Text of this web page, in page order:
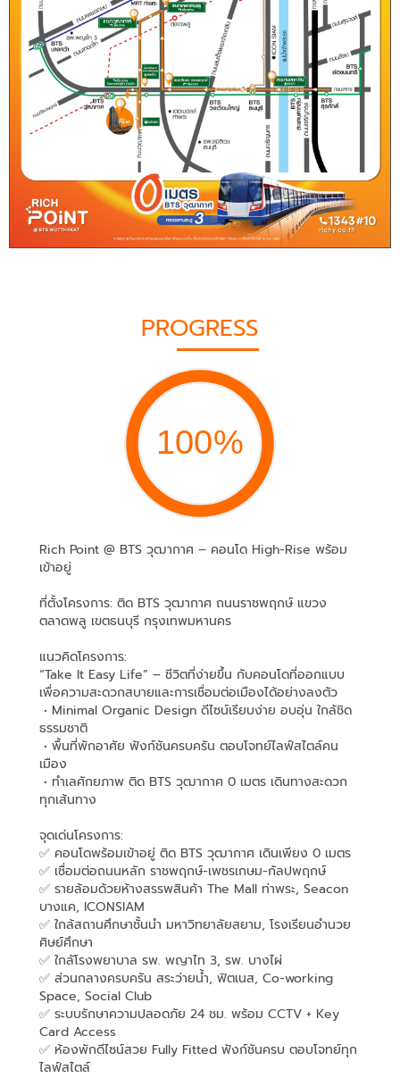
PROGRESS
100%
Rich Point @ BTS วุฒากาศ – คอนโด High-Rise พร้อม
เข้าอยู่
ที่ตั้งโครงการ: ติด BTS วุฒากาศ ถนนราชพฤกษ์ แขวง
ตลาดพลู เขตธนบุรี กรุงเทพมหานคร
แนวคิดโครงการ:
“Take It Easy Life” – ชีวิตที่ง่ายขึ้น กับคอนโดที่ออกแบบ
เพื่อความสะดวกสบายและการเชื่อมต่อเมืองได้อย่างลงตัว
• Minimal Organic Design ดีไซน์เรียบง่าย อบอุ่น ใกล้ชิด
ธรรมชาติ
• พื้นที่พักอาศัย ฟังก์ชันครบครัน ตอบโจทย์ไลฟ์สไตล์คน
เมือง
• ทำเลศักยภาพ ติด BTS วุฒากาศ 0 เมตร เดินทางสะดวก
ทุกเส้นทาง
จุดเด่นโครงการ:
✅ คอนโดพร้อมเข้าอยู่ ติด BTS วุฒากาศ เดินเพียง 0 เมตร
✅ เชื่อมต่อถนนหลัก ราชพฤกษ์-เพชรเกษม-กัลปพฤกษ์
✅ รายล้อมด้วยห้างสรรพสินค้า The Mall ท่าพระ, Seacon
บางแค, ICONSIAM
✅ ใกล้สถานศึกษาชั้นนำ มหาวิทยาลัยสยาม, โรงเรียนอำนวย
ศิษย์ศึกษา
✅ ใกล้โรงพยาบาล รพ. พญาไท 3, รพ. บางไผ่
✅ ส่วนกลางครบครัน สระว่ายน้ำ, ฟิตเนส, Co-working
Space, Social Club
✅ ระบบรักษาความปลอดภัย 24 ชม. พร้อม CCTV + Key
Card Access
✅ ห้องพักดีไซน์สวย Fully Fitted ฟังก์ชันครบ ตอบโจทย์ทุก
ไลฟ์สไตล์